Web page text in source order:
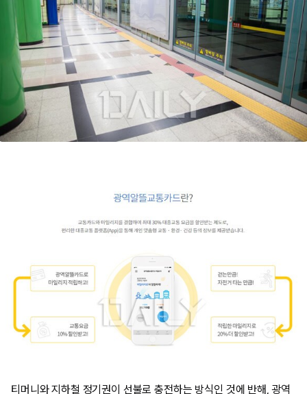
티머니와 지하철 정기권이 선불로 충전하는 방식인 것에 반해, 광역